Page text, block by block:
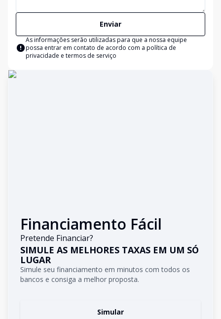
Enviar
As informações serão utilizadas para que a nossa equipe
possa entrar em contato de acordo com a política de
privacidade e termos de serviço
Financiamento Fácil
Pretende Financiar?
SIMULE AS MELHORES TAXAS EM UM SÓ
LUGAR
Simule seu financiamento em minutos com todos os
bancos e consiga a melhor proposta.
Simular